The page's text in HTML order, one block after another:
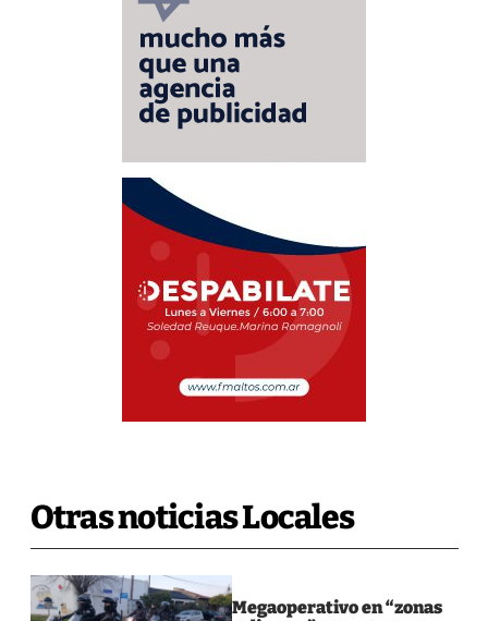
Otras noticias Locales
Megaoperativo en “zonas